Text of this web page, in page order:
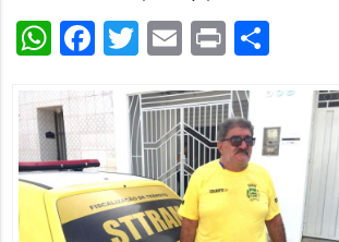
WhatsApp
Facebook
Twitter
Email
PrintShare